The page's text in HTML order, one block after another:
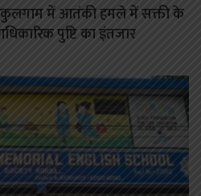
कुलगाम में आतंकी हमले में सक्ती के
पुष्टि का इंतजार